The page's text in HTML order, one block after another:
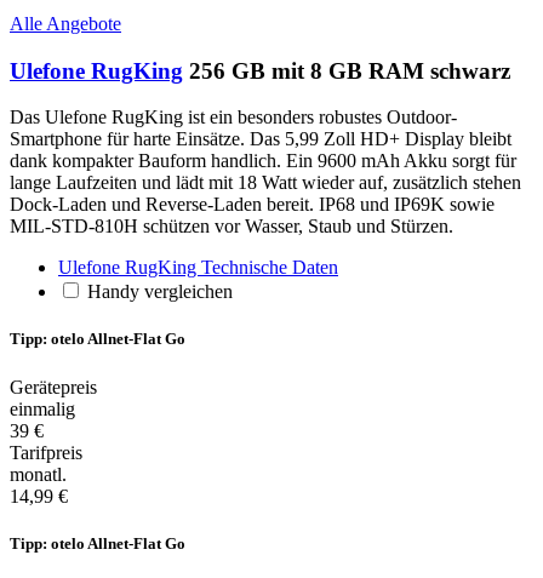
Alle Angebote
Ulefone RugKing 256 GB mit 8 GB RAM schwarz
Das Ulefone RugKing ist ein besonders robustes Outdoor-
Smartphone für harte Einsätze. Das 5,99 Zoll HD+ Display bleibt
dank kompakter Bauform handlich. Ein 9600 mAh Akku sorgt für
lange Laufzeiten und lädt mit 18 Watt wieder auf, zusätzlich stehen
Dock-Laden und Reverse-Laden bereit. IP68 und IP69K sowie
MIL-STD-810H schützen vor Wasser, Staub und Stürzen.
Ulefone RugKing Technische Daten
Handy vergleichen
Tipp: otelo Allnet-Flat Go
Gerätepreis
einmalig
39 €
Tarifpreis
monatl.
14,99 €
Tipp: otelo Allnet-Flat Go